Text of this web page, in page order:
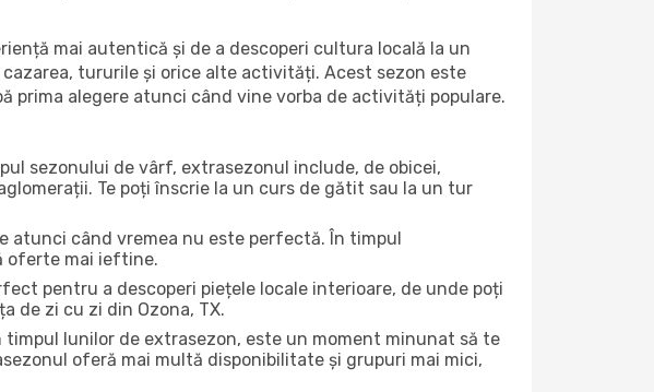
mai autentică și de a descoperi cultura locală la un
tururile și orice alte activități. Acest sezon este
prima alegere atunci când vine vorba de activități populare.
sezonului de vârf, extrasezonul include, de obicei,
Te poți înscrie la un curs de gătit sau la un tur
atunci când vremea nu este perfectă. În timpul
oferte mai ieftine.
pentru a descoperi piețele locale interioare, de unde poți
de zi cu zi din Ozona, TX.
lunilor de extrasezon, este un moment minunat să te
oferă mai multă disponibilitate și grupuri mai mici,